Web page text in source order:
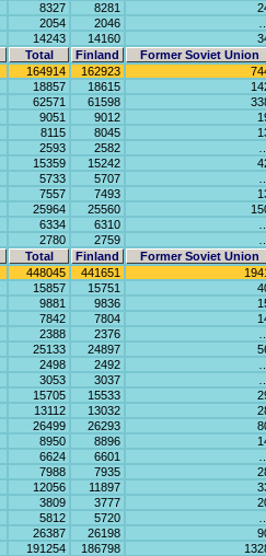
8327 8281
2054 2046
14243 14160
Total
Finland
Former Soviet Union
164914 162923
18857 18615
62571 61598
9051 9012
8115 8045
2593 2582
15359 15242
5733 5707
7557 7493
25964 25560
6334 6310
2780 2759
Total
Finland
Former Soviet Union
448045 441651
15857 15751
9881 9836
7842 7804
2388 2376
25133 24897
2498 2492
3053 3037
15705 15533
13112 13032
26499 26293
8950 8896
6624 6601
7988 7935
12056 11897
3809 3777
5812 5720
26387 26198
191254 186798